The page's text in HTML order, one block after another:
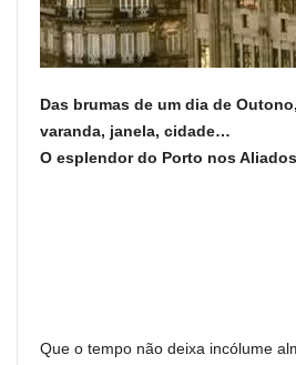
Das brumas de um dia de
varanda, janela, cidade…
O esplendor do Porto nos
Que o tempo não deixa incólume